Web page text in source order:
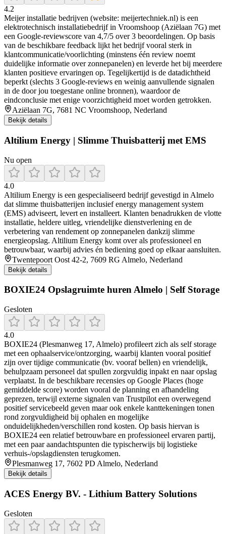
4.2
Meijer installatie bedrijven (website: meijertechniek.nl) is een
elektrotechnisch installatiebedrijf in Vroomshoop (Aziëlaan 7G) met
een Google-reviewscore van 4,7/5 over 3 beoordelingen. Op basis
van de beschikbare feedback lijkt het bedrijf vooral sterk in
klantcommunicatie/voorlichting (minstens één review noemt
duidelijke informatie over zonnepanelen) en leverde het bij meerdere
klanten positieve ervaringen op. Tegelijkertijd is de datadichtheid
beperkt (slechts 3 Google-reviews en weinig aanvullende signalen
in de door jou toegestane online bronnen), waardoor de
eindconclusie met enige voorzichtigheid moet worden getrokken.
Aziëlaan 7G, 7681 NC Vroomshoop, Nederland
Bekijk details
Altilium Energy | Slimme Thuisbatterij met EMS
Nu open
4.0
Altilium Energy is een gespecialiseerd bedrijf gevestigd in Almelo
dat slimme thuisbatterijen inclusief energy management system
(EMS) adviseert, levert en installeert. Klanten benadrukken de vlotte
installatie, heldere uitleg, vriendelijke dienstverlening en de
verbetering van rendement op zonnepanelen dankzij slimme
energieopslag. Altilium Energy komt over als professioneel en
betrouwbaar, waarbij advies én bediening goed op elkaar aansluiten.
Twentepoort Oost 42-2, 7609 RG Almelo, Nederland
Bekijk details
BOXIE24 Opslagruimte huren Almelo | Self Storage
Gesloten
4.0
BOXIE24 (Plesmanweg 17, Almelo) profileert zich als self storage
met een ophaalservice/ontzorging, waarbij klanten vooral positief
zijn over tijdige communicatie (bv. vooraf bellen) en vriendelijk,
behulpzaam personeel dat spullen zorgvuldig inpakt en naar opslag
verplaatst. In de beschikbare recensies op Google Places (hoge
gemiddelde score) worden vooral de planning en afhandeling
geprezen, terwijl externe signalen van Trustpilot een overwegend
positief servicebeeld geven maar ook enkele kanttekeningen tonen
rond zorgvuldigheid bij ophalen en mogelijke
onduidelijkheden/verschillen rond kosten. Op basis hiervan is
BOXIE24 een relatief betrouwbare en professioneel ervaren partij,
met een paar aandachtspunten die typischerwijs bij logistieke
verhuis-/opslagdiensten terugkomen.
Plesmanweg 17, 7602 PD Almelo, Nederland
Bekijk details
ACES Energy BV. - Lithium Battery Solutions
Gesloten